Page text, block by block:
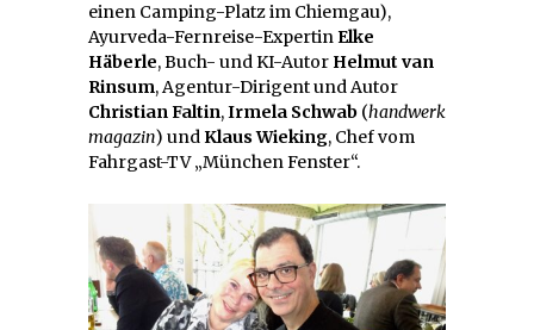
einen Camping-Platz im Chiemgau),
Ayurveda-Fernreise-ExpertinElke
Häberle, Buch- und KI-Autor Helmut van
Rinsum, Agentur-Dirigent und Autor
Christian Faltin,Irmela Schwab (handwerk
magazin) undKlaus Wieking, Chef vom
Fahrgast-TV „München Fenster“.